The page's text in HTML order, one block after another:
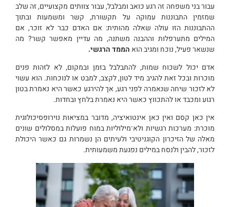
עבור בני משפחה זה רגע כואב ומבלבל, עבור צוותים מקצועיים, זה שלב
שמזמין התבוננות עמוקה על תקשורת, קשר ומשמעות ובתוך
ההתבוננות הזו עולה שאלה מהותית: אם האדם כבר לא זוכר, אם
המילים מתערפלות וההבנה משתנה, מה עדיין מאפשר קשר? מה
שנשאר פעיל, נוכח ומגיב הוא הממד הרגשי.
אדם יכול לשכוח שמות, להתבלבל בזמן ובמקום, לא לזהות פנים
מוכרות ובכל זאת להגיב מיד לטון, לקצב, למבט או לנוכחות. הוא עשוי
לא לזכור שיחה שנאמרה לפני רגע, אך להירגע כאשר היא נאמרת בטון
רגוע ומכבד או להתכווץ כאשר היא נאמרת בלחץ ובחדות.
אין כאן קסם ואין כאן אינטואיציה, מדובר במציאות נוירופסיכולוגית
מוכרת: מערכות רגשיות ולא־מילוליות במוח פועלות במסלולים שונים
מאלה של הזיכרון הקוגניטיבי ולעיתים הן נשמרות גם כאשר היכולת
לזכור, להבין ולנסח במילים נפגעת משמעותית.